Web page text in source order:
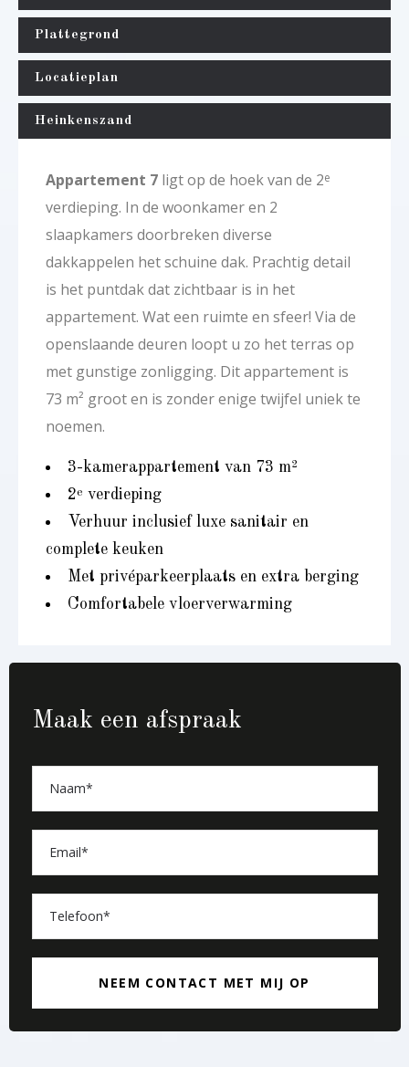
Plattegrond
Locatieplan
Heinkenszand
Appartement 7 ligt op de hoek van de 2e
verdieping. In de woonkamer en 2
slaapkamers doorbreken diverse
dakkappelen het schuine dak. Prachtig detail
is het puntdak dat zichtbaar is in het
appartement. Wat een ruimte en sfeer! Via de
openslaande deuren loopt u zo het terras op
met gunstige zonligging. Dit appartement is
73 m² groot en is zonder enige twijfel uniek te
noemen.
3-kamerappartement van 73 m²
2e verdieping
Verhuur inclusief luxe sanitair en
complete keuken
Met privéparkeerplaats en extra berging
Comfortabele vloerverwarming
Maak een afspraak